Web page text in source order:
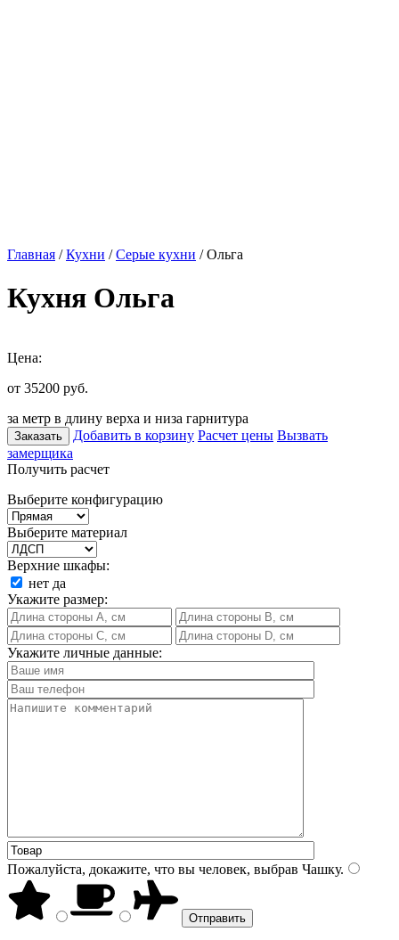
Главная /Кухни /Серые кухни / Ольга
Кухня Ольга
Цена:
от 35200 руб.
за метр в длину верха и низа гарнитура
Заказать Добавить в корзину Расчет цены Вызвать
замерщика
Получить расчет
Выберите конфигурацию
Выберите материал
Верхние шкафы:
нет да
Укажите размер:
Укажите личные данные:
Пожалуйста, докажите, что вы человек, выбрав Чашку.